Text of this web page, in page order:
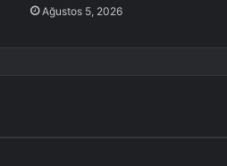
Ağustos 5, 2026